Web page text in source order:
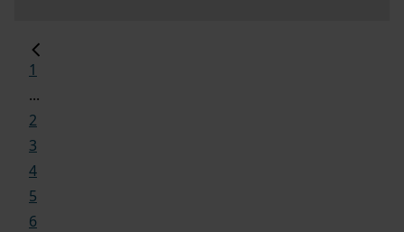
1
...
2
3
4
5
6